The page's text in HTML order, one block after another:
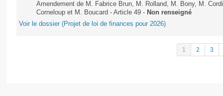
Amendement de M. Fabrice Brun, M. Rolland, M. Bony, M.
Corneloup et M. Boucard - Article 49 - Non renseigné
Voir le dossier (Projet de loi de finances pour 2026)
1 2 3